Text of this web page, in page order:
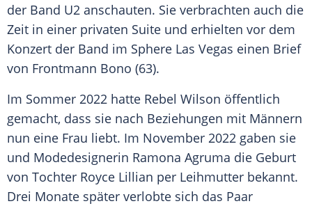
der Band U2 anschauten. Sie verbrachten auch die
Zeit in einer privaten Suite und erhielten vor dem
Konzert der Band im Sphere Las Vegas einen Brief
von Frontmann Bono (63).
Im Sommer 2022 hatte Rebel Wilson öffentlich
gemacht, dass sie nach Beziehungen mit Männern
nun eine Frau liebt. Im November 2022 gaben sie
und Modedesignerin Ramona Agruma die Geburt
von Tochter Royce Lillian per Leihmutter bekannt.
Drei Monate später verlobte sich das Paar